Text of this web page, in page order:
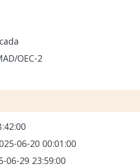
OEC-2
06-20 00:01:00
06-29 23:59:00